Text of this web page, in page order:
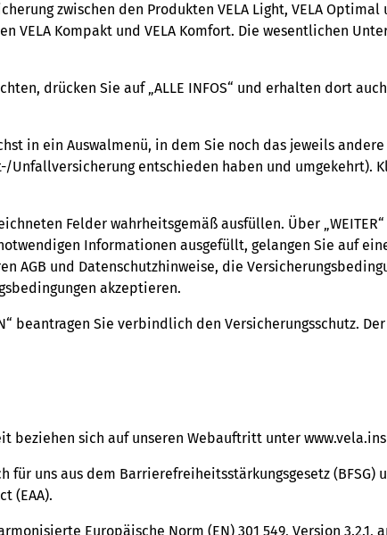
zwischen den Produkten VELA Light, VELA Optimal
Kompakt und VELA Komfort. Die wesentlichen
drücken Sie auf „ALLE INFOS“ und erhalten dort
in ein Auswalmenü, in dem Sie noch das jeweils
entschieden haben und umgekehrt).
Felder wahrheitsgemäß ausfüllen. Über
Informationen ausgefüllt, gelangen Sie auf
AGB und Datenschutzhinweise, die
akzeptieren.
beantragen Sie verbindlich den Versicherungsschutz.
sich auf unseren Webauftritt unter
uns aus dem Barrierefreiheitsstärkungsgesetz
(EAA).
Europäische Norm (EN) 301 549, Version